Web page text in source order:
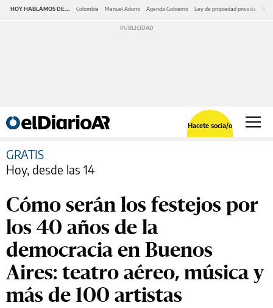
HOY HABLAMOS DE... Colombia Manuel Adorni Agenda Gobierno Ley de propiedad privada
Hacete socia/o
GRATIS
Hoy, desde las 14
Cómo serán los festejos por
los 40 años de la
democracia en Buenos
Aires: teatro aéreo, música y
más de 100 artistas